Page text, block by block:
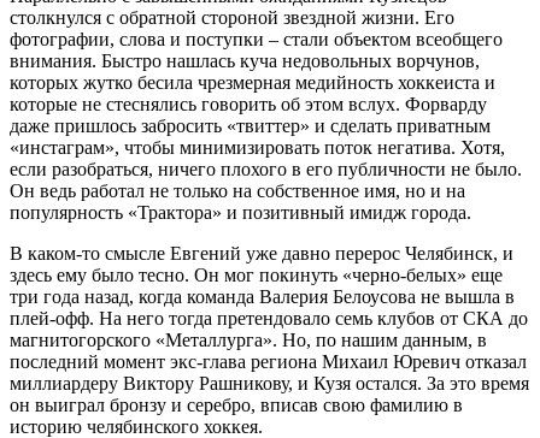
столкнулся с обратной стороной звездной жизни. Его
фотографии, слова и поступки – стали объектом всеобщего
внимания. Быстро нашлась куча недовольных ворчунов,
которых жутко бесила чрезмерная медийность хоккеиста и
которые не стеснялись говорить об этом вслух. Форварду
даже пришлось забросить «твиттер» и сделать приватным
«инстаграм», чтобы минимизировать поток негатива. Хотя,
если разобраться, ничего плохого в его публичности не было.
Он ведь работал не только на собственное имя, но и на
популярность «Трактора» и позитивный имидж города.
В каком-то смысле Евгений уже давно перерос Челябинск, и
здесь ему было тесно. Он мог покинуть «черно-белых» еще
три года назад, когда команда Валерия Белоусова не вышла в
плей-офф. На него тогда претендовало семь клубов от СКА до
магнитогорского «Металлурга». Но, по нашим данным, в
последний момент экс-глава региона Михаил Юревич отказал
миллиардеру Виктору Рашникову, и Кузя остался. За это время
он выиграл бронзу и серебро, вписав свою фамилию в
историю челябинского хоккея.